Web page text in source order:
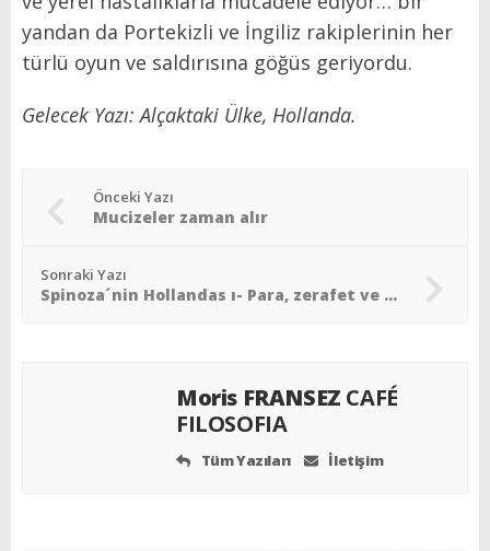
yandan da Portekizli ve İngiliz rakiplerinin her
türlü oyun ve saldırısına göğüs geriyordu.
Gelecek Yazı: Alçaktaki Ülke, Hollanda.
Önceki Yazı
Mucizeler zaman alır
Sonraki Yazı
Spinoza´nin Hollandas ı- Para, zerafet ve kültürün ülkesi-2
Moris FRANSEZ CAFÉ
FILOSOFIA
Tüm Yazıları İletişim